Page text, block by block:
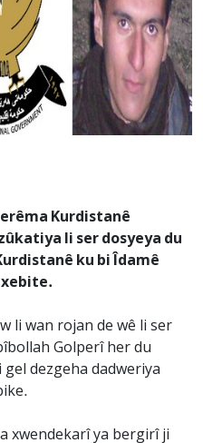
Kurdistanê
li ser dosyeya du
ku bi Îdamê
li wan rojan de wê li ser
Golperî her du
dezgeha dadweriya
xwendekarî ya bergirî ji